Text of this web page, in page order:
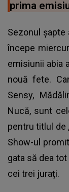
prima
Sezonul șapte
începe
emisiunii abia
nouă fete.
Sensy,
Nucă, sunt
pentru titlul de
Show-ul
gata să dea
cei trei jurați.